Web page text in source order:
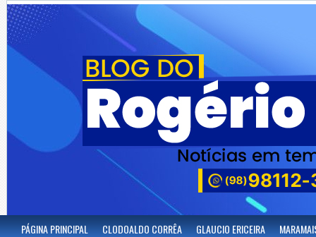
PÁGINA PRINCIPAL CLODOALDO CORRÊA GLAUCIO ERICEIRA